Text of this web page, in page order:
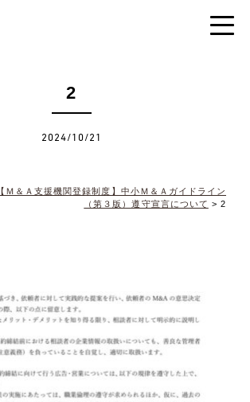
2
2024/10/21
【Ｍ＆Ａ支援機関登録制度】中小Ｍ＆Ａガイドライン
（第３版）遵守宣言について > 2